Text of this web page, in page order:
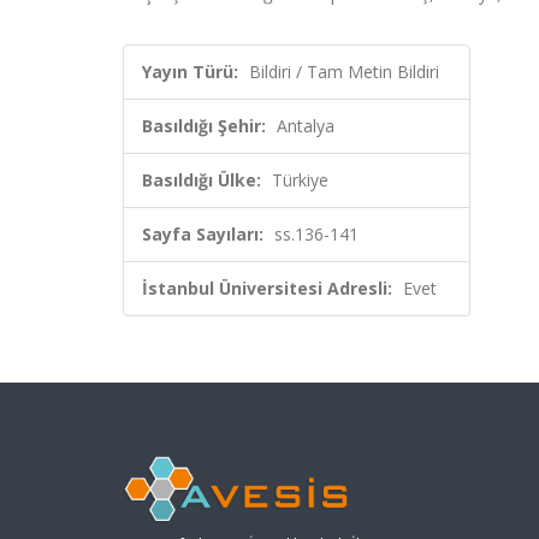
Yayın Türü: Bildiri / Tam Metin Bildiri
Basıldığı Şehir: Antalya
Basıldığı Ülke: Türkiye
Sayfa Sayıları: ss.136-141
İstanbul Üniversitesi Adresli: Evet